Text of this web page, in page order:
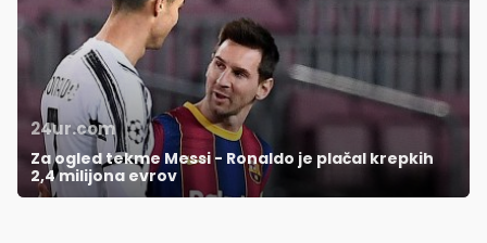
24ur.com
Za ogled tekme Messi - Ronaldo je plačal krepkih
2,4 milijona evrov